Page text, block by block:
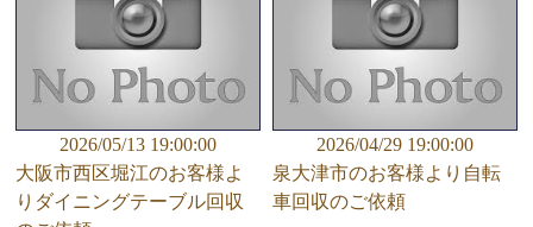
2026/05/13 19:00:00
大阪市西区堀江のお客様よ
りダイニングテーブル回収
2026/04/29 19:00:00
泉大津市のお客様より自転
車回収のご依頼